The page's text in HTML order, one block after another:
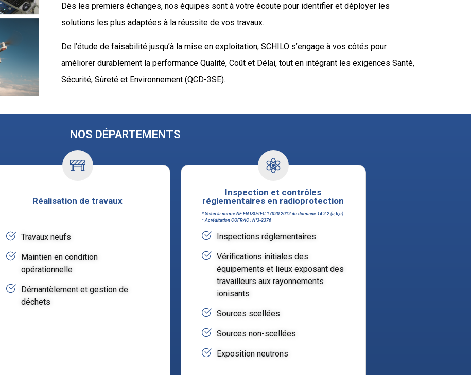
Dès les premiers échanges, nos équipes sont à votre écoute pour identifier et déployer les
solutions les plus adaptées à la réussite de vos travaux.
De l’étude de faisabilité jusqu’à la mise en exploitation, SCHILO s’engage à vos côtés pour
améliorer durablement la performance Qualité, Coût et Délai, tout en intégrant les exigences Santé,
Sécurité, Sûreté et Environnement (QCD-3SE).
NOS DÉPARTEMENTS
Réalisation de travaux
Travaux neufs
Maintien en condition
opérationnelle
Démantèlement et gestion de
déchets
Inspection et contrôles
réglementaires en radioprotection
* Selon la norme NF EN ISO/IEC 17020:2012 du domaine 14.2.2 (a,b,c)
* Acréditation COFRAC : N°3-2376
Inspections réglementaires
Vérifications initiales des
équipements et lieux exposant des
travailleurs aux rayonnements
ionisants
Sources scellées
Sources non-scellées
Exposition neutrons